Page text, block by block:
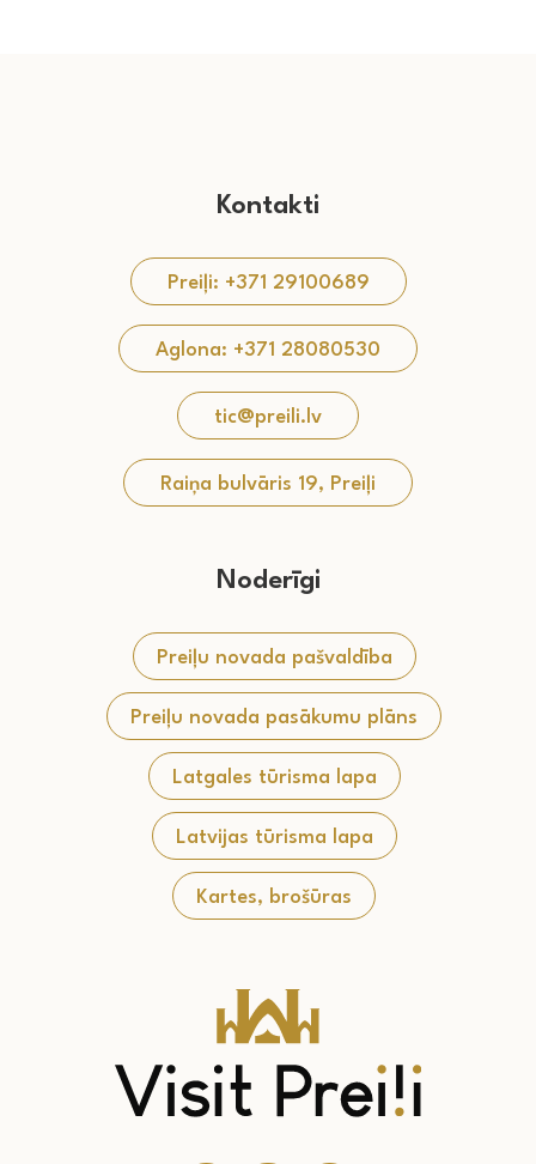
Kontakti
Preiļi: +371 29100689
Aglona: +371 28080530
tic@preili.lv
Raiņa bulvāris 19, Preiļi
Noderīgi
Preiļu novada pašvaldība
Preiļu novada pasākumu plāns
Latgales tūrisma lapa
Latvijas tūrisma lapa
Kartes, brošūras